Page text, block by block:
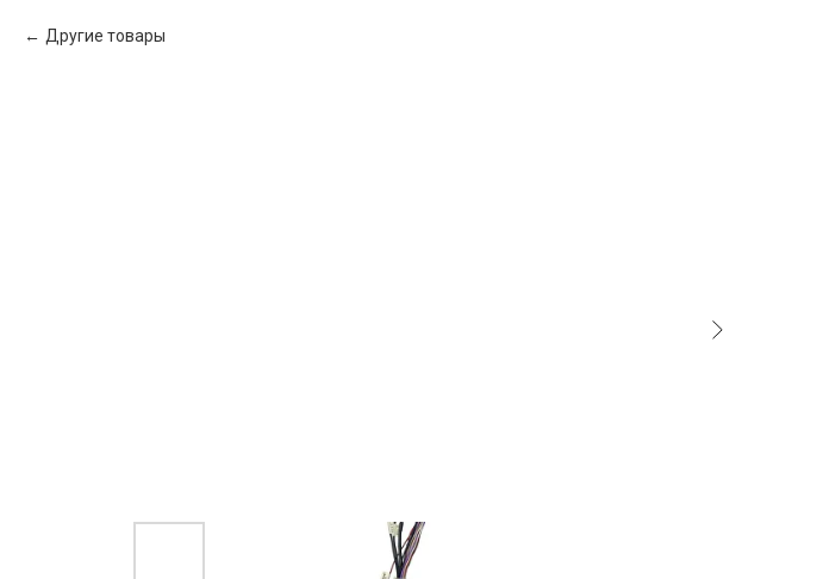
Другие товары